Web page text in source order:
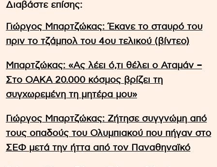
Διαβάστε επίσης:
Γιώργος Μπαρτζώκας: Έκανε το σταυρό του
πριν το τζάμπολ του 4ου τελικού (βίντεο)
Μπαρτζώκας: «Ας λέει ό,τι θέλει ο Αταμάν –
Στο ΟΑΚΑ 20.000 κόσμος βρίζει τη
συγχωρεμένη τη μητέρα μου»
Γιώργος Μπαρτζώκας: Ζήτησε συγγνώμη από
τους οπαδούς του Ολυμπιακού που πήγαν στο
ΣΕΦ μετά την ήττα από τον Παναθηναϊκό